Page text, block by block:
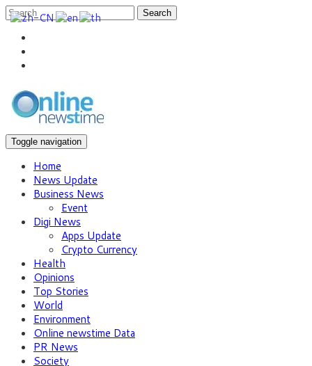
Search
Toggle navigation
Home
News Update
Business News
Event
Digi News
Apps Update
Crypto Currency
Health
Opinions
Top Stories
World
Environment
Online newstime Data
PR News
Society